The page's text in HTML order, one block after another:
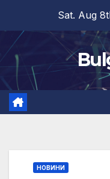
content
Sat. Aug
НОВИНИ